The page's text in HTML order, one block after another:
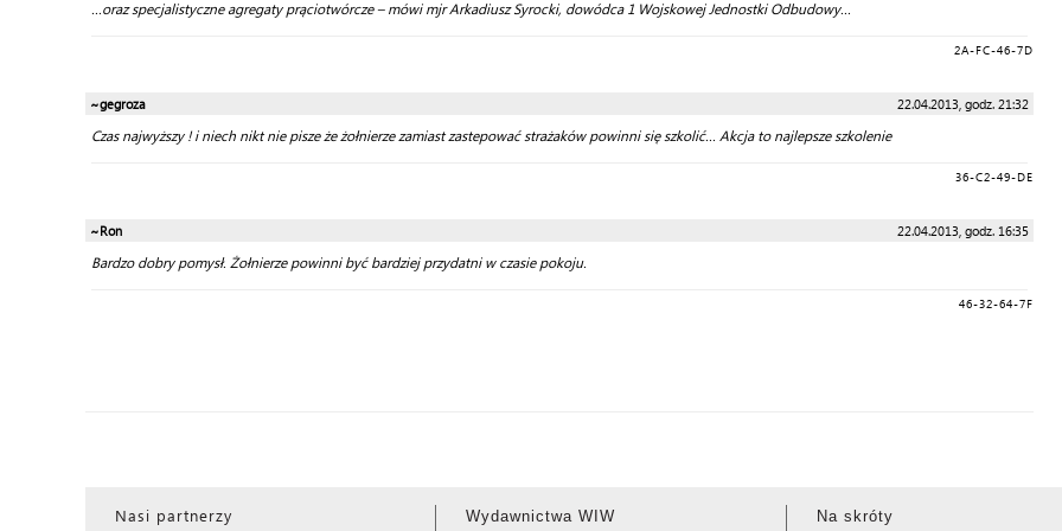
...oraz specjalistyczne agregaty prąciotwórcze – mówi mjr Arkadiusz Syrocki, dowódca 1 Wojskowej Jednostki Odbudowy...
2A-FC-46-7D
~gegroza 22.04.2013, godz. 21:32
Czas najwyższy ! i niech nikt nie pisze że żołnierze zamiast zastepować strażaków powinni się szkolić... Akcja to najlepsze szkolenie
36-C2-49-DE
~Ron 22.04.2013, godz. 16:35
Bardzo dobry pomysł. Żołnierze powinni być bardziej przydatni w czasie pokoju.
46-32-64-7F
Nasi partnerzy Wydawnictwa WIW Na skróty